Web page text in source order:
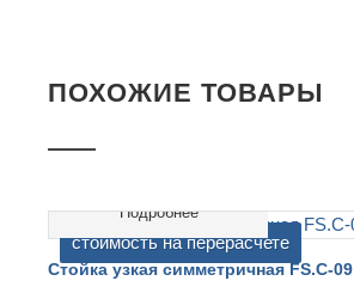
ПОХОЖИЕ ТОВАРЫ
cтоимость на перерасчете
Подробнее
Стойка узкая симметричная FS.C-09